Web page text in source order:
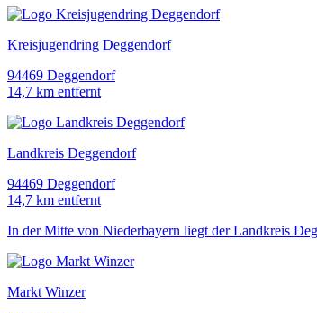
Kreisjugendring Deggendorf
94469 Deggendorf
14,7 km entfernt
Landkreis Deggendorf
94469 Deggendorf
14,7 km entfernt
In der Mitte von Niederbayern liegt der Landkreis
Markt Winzer